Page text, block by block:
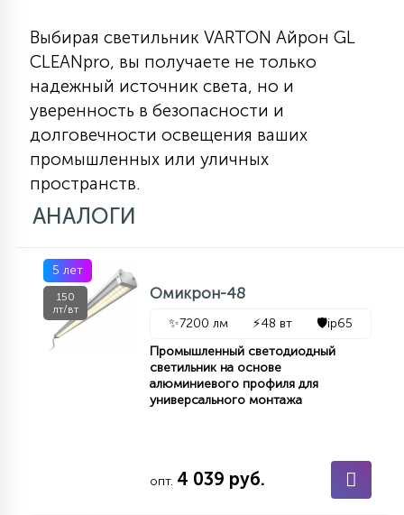
Выбирая светильник VARTON Айрон GL
CLEANpro, вы получаете не только
надежный источник света, но и
уверенность в безопасности и
долговечности освещения ваших
промышленных или уличных
пространств.
АНАЛОГИ
5 лет
150
лт/вт
Омикрон-48
✨7200 лм ⚡48 вт 🛡️ip65
Промышленный светодиодный
светильник на основе
алюминиевого профиля для
универсального монтажа
опт. 4 039 руб.